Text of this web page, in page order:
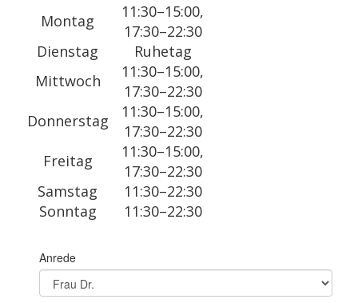
Montag
11:30–15:00,
17:30–22:30
Dienstag
Ruhetag
Mittwoch
11:30–15:00,
17:30–22:30
Donnerstag
11:30–15:00,
17:30–22:30
Freitag
11:30–15:00,
17:30–22:30
Samstag
11:30–22:30
Sonntag
11:30–22:30